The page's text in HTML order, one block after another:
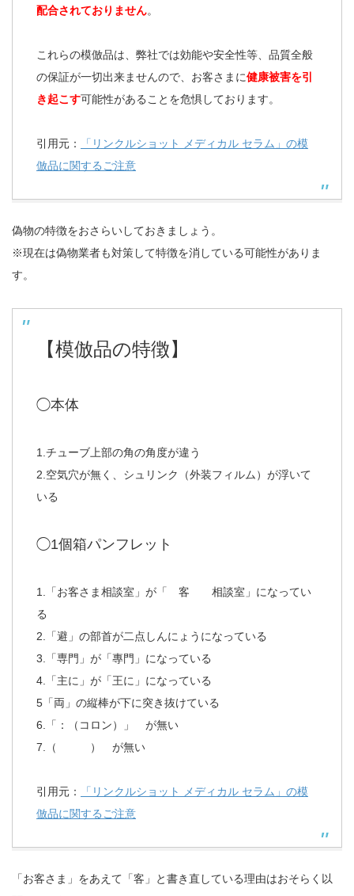
配合されておりません。
これらの模倣品は、弊社では効能や安全性等、品質全般
の保証が一切出来ませんので、お客さまに健康被害を引
き起こす可能性があることを危惧しております。
引用元：
「リンクルショット メディカル セラム」の模
倣品に関するご注意
偽物の特徴をおさらいしておきましょう。
※現在は偽物業者も対策して特徴を消している可能性がありま
す。
【模倣品の特徴】
◯本体
1.チューブ上部の角の角度が違う
2.空気穴が無く、シュリンク（外装フィルム）が浮いて
いる
◯1個箱パンフレット
1.「お客さま相談室」が「 客 相談室」になってい
る
2.「避」の部首が二点しんにょうになっている
3.「専門」が「專門」になっている
4.「主に」が「王に」になっている
5「両」の縦棒が下に突き抜けている
6.「：（コロン）」 が無い
7.（ ） が無い
引用元：
「リンクルショット メディカル セラム」の模
倣品に関するご注意
「お客さま」をあえて「客」と書き直している理由はおそらく以